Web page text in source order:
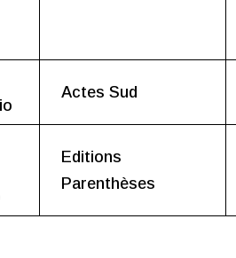
Actes Sud
Editions
Parenthèses